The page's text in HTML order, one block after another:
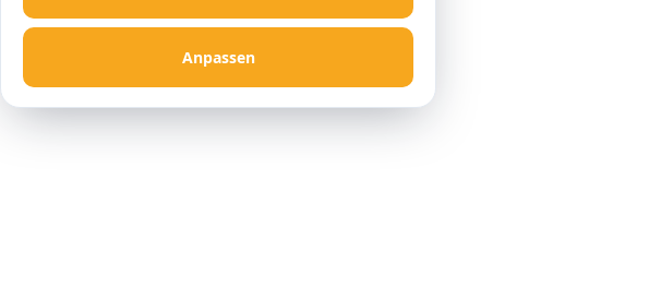
Anpassen